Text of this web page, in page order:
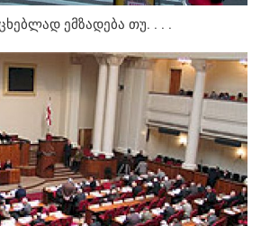
ემზადება თუ. . . .